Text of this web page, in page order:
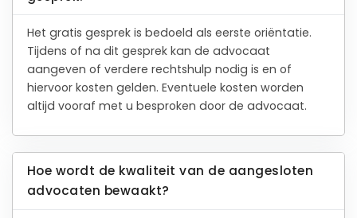
Het gratis gesprek is bedoeld als eerste oriëntatie.
Tijdens of na dit gesprek kan de advocaat
aangeven of verdere rechtshulp nodig is en of
hiervoor kosten gelden. Eventuele kosten worden
altijd vooraf met u besproken door de advocaat.
Hoe wordt de kwaliteit van de aangesloten
advocaten bewaakt?